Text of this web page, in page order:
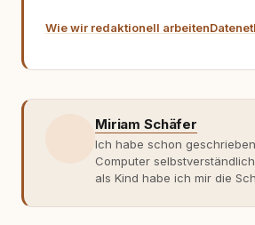
Wie wir redaktionell arbeiten
Miriam Schäfer
Ich habe schon
Computer
als Kind habe ich mir die
getippt: Geschichten,